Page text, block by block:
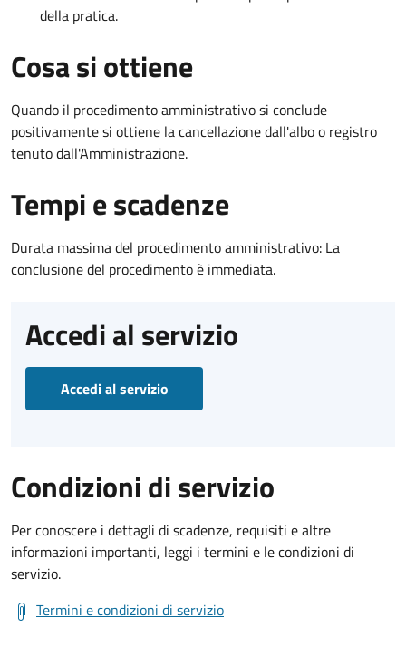
della pratica.
Cosa si ottiene
Quando il procedimento amministrativo si conclude
positivamente si ottiene la cancellazione dall'albo o registro
tenuto dall'Amministrazione.
Tempi e scadenze
Durata massima del procedimento amministrativo: La
conclusione del procedimento è immediata.
Accedi al servizio
Accedi al servizio
Condizioni di servizio
Per conoscere i dettagli di scadenze, requisiti e altre
informazioni importanti, leggi i termini e le condizioni di
servizio.
Termini e condizioni di servizio